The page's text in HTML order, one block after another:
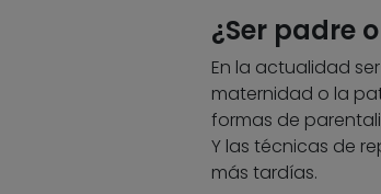
¿Ser padre
En la actualidad
maternidad o la
formas de
Y las técnicas de
más tardías.